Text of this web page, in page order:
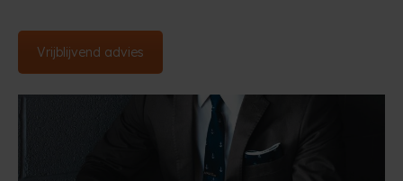
Vrijblijvend advies